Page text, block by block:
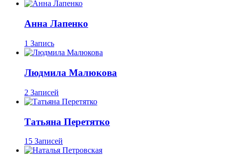
Анна Лапенко
1 Запись
Людмила Малюкова
2 Записей
Татьяна Перетятко
15 Записей